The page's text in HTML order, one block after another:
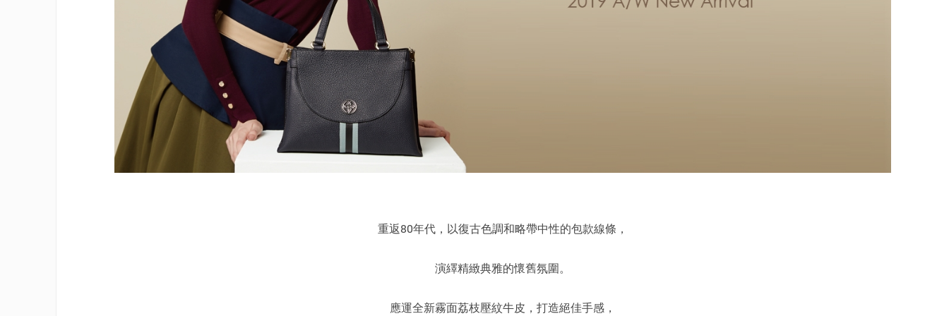
重返80年代，以復古色調和略帶中性的包款線條，
演繹精緻典雅的懷舊氛圍。
應運全新霧面荔枝壓紋牛皮，打造絕佳手感，